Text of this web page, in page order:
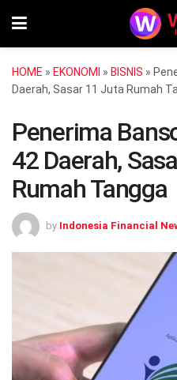
HOME » EKONOMI » BISNIS »
Daerah, Sasar 11 Juta Rumah
Penerima
42 Daerah,
Rumah Tangga
by Indonesia Financial